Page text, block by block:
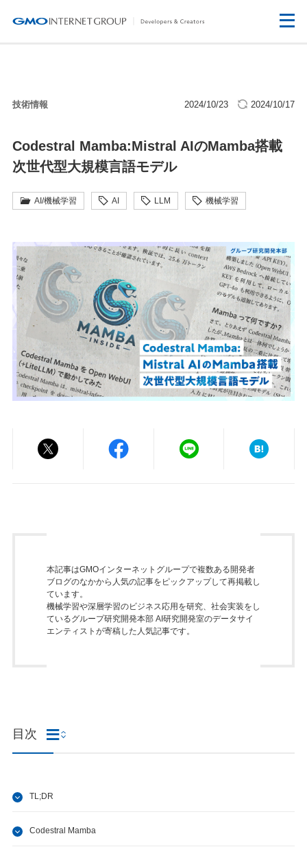
技術情報 2024/10/23 2024/10/17
Codestral Mamba:Mistral AIのMamba搭載
次世代型大規模言語モデル
AI/機械学習 AI LLM 機械学習
本記事はGMOインターネットグループで複数ある開発者
ブログのなかから人気の記事をピックアップして再掲載し
ています。
機械学習や深層学習のビジネス応用を研究、社会実装をし
ているグループ研究開発本部 AI研究開発室のデータサイ
エンティストが寄稿した人気記事です。
目次
TL;DR
Codestral Mamba